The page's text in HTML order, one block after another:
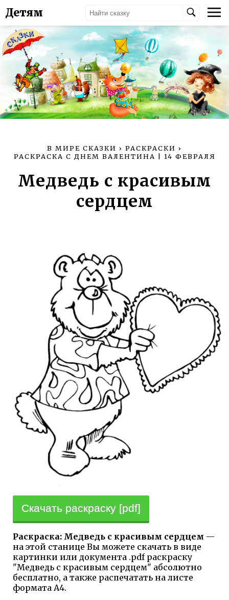
Детям
В МИРЕ СКАЗКИ › РАСКРАСКИ ›
РАСКРАСКА С ДНЕМ ВАЛЕНТИНА | 14 ФЕВРАЛЯ
Медведь с красивым
сердцем
Скачать раскраску [pdf]
Раскраска: Медведь с красивым сердцем —
на этой станице Вы можете скачать в виде
картинки или документа .pdf раскраску
"Медведь с красивым сердцем" абсолютно
бесплатно, а также распечатать на листе
формата А4.